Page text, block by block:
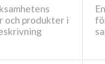
och produkter i